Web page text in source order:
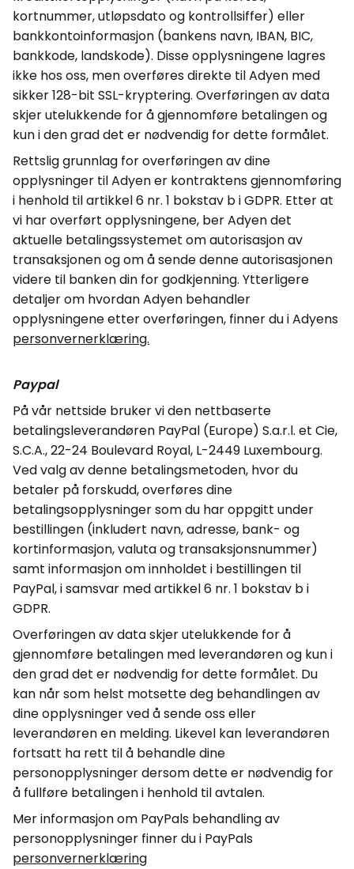
kortnummer, utløpsdato og kontrollsiffer) eller
bankkontoinformasjon (bankens navn, IBAN, BIC,
bankkode, landskode). Disse opplysningene lagres
ikke hos oss, men overføres direkte tilAdyen med
sikker 128-bit SSL-kryptering. Overføringen av data
skjer utelukkende for å gjennomføre betalingen og
kun i den grad det er nødvendig for dette formålet.
Rettslig grunnlag for overføringen av dine
opplysninger tilAdyener kontraktens gjennomføring
i henhold til artikkel 6 nr. 1 bokstav b i GDPR. Etter at
vi har overført opplysningene, berAdyendet
aktuelle betalingssystemet om autorisasjon av
transaksjonen og om å sende denne autorisasjonen
videre til banken din for godkjenning. Ytterligere
detaljer om hvordanAdyen behandler
opplysningene etter overføringen, finner du iAdyens
personvernerklæring.
Paypal
På vår nettside bruker vi den nettbaserte
betalingsleverandøren PayPal (Europe) S.a.r.l. et Cie,
S.C.A., 22-24 Boulevard Royal, L-2449 Luxembourg.
Ved valg av denne betalingsmetoden, hvor du
betaler på forskudd, overføres dine
betalingsopplysninger som du har oppgitt under
bestillingen (inkludert navn, adresse, bank- og
kortinformasjon, valuta og transaksjonsnummer)
samt informasjon om innholdet i bestillingen til
PayPal, i samsvar med artikkel 6 nr. 1 bokstav b i
GDPR.
Overføringen av data skjer utelukkende for å
gjennomføre betalingen med leverandøren og kun i
den grad det er nødvendig for dette formålet. Du
kan når som helst motsette deg behandlingen av
dine opplysninger ved å sende oss eller
leverandøren en melding. Likevel kan leverandøren
fortsatt ha rett til å behandle dine
personopplysninger dersom dette er nødvendig for
å fullføre betalingen i henhold til avtalen.
Mer informasjon om PayPals behandling av
personopplysninger finner du i PayPals
personvernerklæring